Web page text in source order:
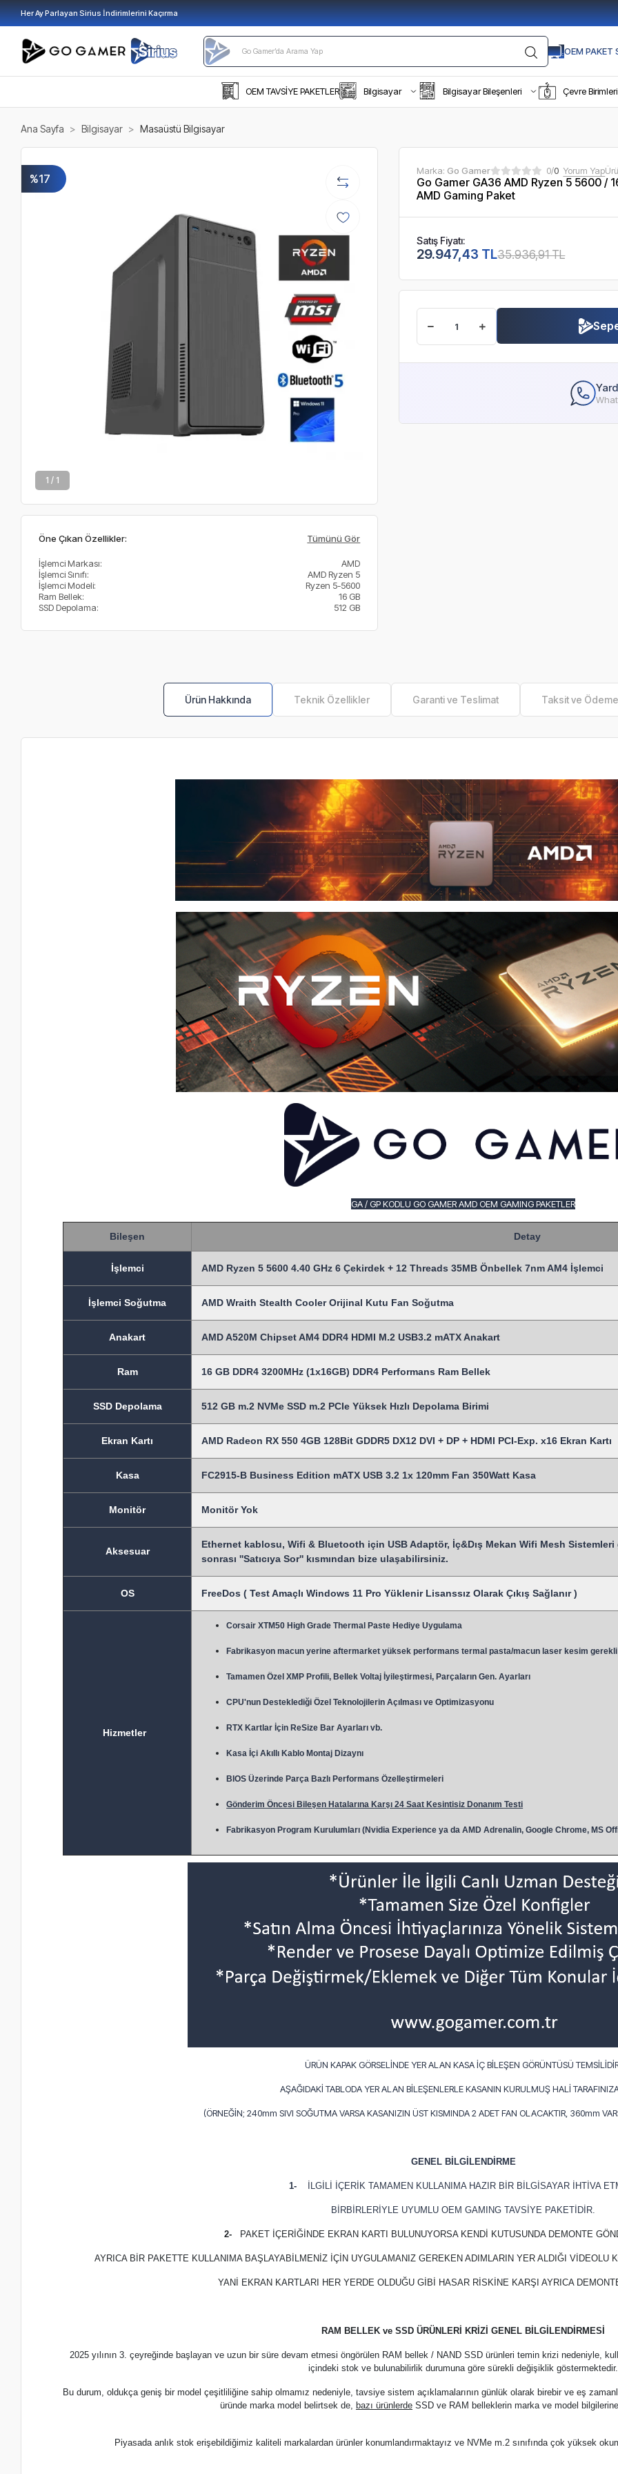
Her Ay Parlayan Sirius İndirimlerini Kaçırma
OEM PAKET
OEM TAVSİYE PAKETLER Bilgisayar Bilgisayar Bileşenleri Çevre Birimleri
Ana Sayfa Bilgisayar Masaüstü Bilgisayar
%17
1 / 1
Öne Çıkan Özellikler: Tümünü Gör
İşlemci Markası:
AMD
İşlemci Sınıfı:
AMD Ryzen 5
İşlemci Modeli:
Ryzen 5-5600
Ram Bellek:
16 GB
SSD Depolama:
512 GB
Marka:Go Gamer 0/0 Yorum Yap
Go Gamer GA36 AMD Ryzen 5 5600 /
AMD Gaming Paket
Satış Fiyatı:
29.947,43 TL35.936,91 TL
Ürün Hakkında Teknik Özellikler Garanti ve Teslimat Taksit ve Ödeme
GA / GP KODLU GO GAMER AMD OEM GAMING PAKETLER
Bileşen Detay
İşlemci AMD Ryzen 5 5600 4.40 GHz 6 Çekirdek + 12 Threads 35MB Önbellek 7nm AM4 İşlemci
İşlemci Soğutma AMD Wraith Stealth Cooler Orijinal Kutu Fan Soğutma
Anakart AMD A520M Chipset AM4 DDR4 HDMI M.2 USB3.2 mATX Anakart
Ram 16 GB DDR4 3200MHz (1x16GB) DDR4 Performans Ram Bellek
SSD Depolama 512 GB m.2 NVMe SSD m.2 PCIe Yüksek Hızlı Depolama Birimi
Ekran Kartı AMD Radeon RX 550 4GB 128Bit GDDR5 DX12 DVI + DP + HDMI PCI-Exp. x16 Ekran Kartı
Kasa FC2915-B Business Edition mATX USB 3.2 1x 120mm Fan 350Watt Kasa
Monitör Monitör Yok
Aksesuar
Ethernet kablosu, Wifi & Bluetooth için USB Adaptör, İç&Dış Mekan Wifi Mesh
sonrası ''Satıcıya Sor'' kısmından bize ulaşabilirsiniz.
OS FreeDos ( Test Amaçlı Windows 11 Pro Yüklenir Lisanssız Olarak Çıkış Sağlanır )
Hizmetler
Corsair XTM50 High Grade Thermal Paste Hediye Uygulama
Fabrikasyon macun yerine aftermarket yüksek performans termal pasta/macun laser kesim
Tamamen Özel XMP Profili, Bellek Voltaj İyileştirmesi, Parçaların Gen. Ayarları
CPU'nun Desteklediği Özel Teknolojilerin Açılması ve Optimizasyonu
RTX Kartlar İçin ReSize Bar Ayarları vb.
Kasa İçi Akıllı Kablo Montaj Dizaynı
BIOS Üzerinde Parça Bazlı Performans Özelleştirmeleri
Gönderim Öncesi Bileşen Hatalarına Karşı 24 Saat Kesintisiz Donanım Testi
Fabrikasyon Program Kurulumları (Nvidia Experience ya da AMD Adrenalin, Google Chrome, MS
ÜRÜN KAPAK GÖRSELİNDE YER ALAN KASA İÇ BİLEŞEN GÖRÜNTÜSÜ
AŞAĞIDAKİ TABLODA YER ALAN BİLEŞENLERLE KASANIN KURULMUŞ HALİ
(ÖRNEĞİN; 240mm SIVI SOĞUTMA VARSA KASANIZIN ÜST KISMINDA 2 ADET FAN OLACAKTIR, 360mm
GENEL BİLGİLENDİRME
1- İLGİLİ İÇERİK TAMAMEN KULLANIMA HAZIR BİR BİLGİSAYAR İHTİVA
BİRBİRLERİYLE UYUMLU OEM GAMING TAVSİYE PAKETİDİR.
2- PAKET İÇERİĞİNDE EKRAN KARTI BULUNUYORSA KENDİ KUTUSUNDA DEMONTE
AYRICA BİR PAKETTE KULLANIMA BAŞLAYABİLMENİZ İÇİN UYGULAMANIZ GEREKEN ADIMLARIN YER ALDIĞI VİDEOLU
YANİ EKRAN KARTLARI HER YERDE OLDUĞU GİBİ HASAR RİSKİNE KARŞI AYRICA
RAM BELLEK ve SSD ÜRÜNLERİ KRİZİ GENEL BİLGİLENDİRMESİ
2025 yılının 3. çeyreğinde başlayan ve uzun bir süre devam etmesi öngörülen RAM bellek / NAND SSD ürünleri temin krizi nedeniyle,
içindeki stok ve bulunabilirlik durumuna göre sürekli değişiklik göstermektedir.
Bu durum, oldukça geniş bir model çeşitliliğine sahip olmamız nedeniyle, tavsiye sistem açıklamalarının günlük olarak birebir ve eş
üründe marka model belirtsek de, bazı ürünlerdeSSD ve RAM belleklerin marka ve model
Piyasada anlık stok erişebildiğimiz kaliteli markalardan ürünler konumlandırmaktayız ve NVMe m.2 sınıfında çok yüksek